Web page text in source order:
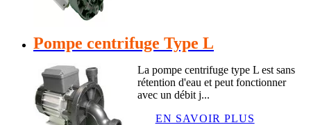
Pompe centrifuge Type L
La pompe centrifuge type L est sans
rétention d'eau et peut fonctionner
avec un débit j...
EN SAVOIR PLUS